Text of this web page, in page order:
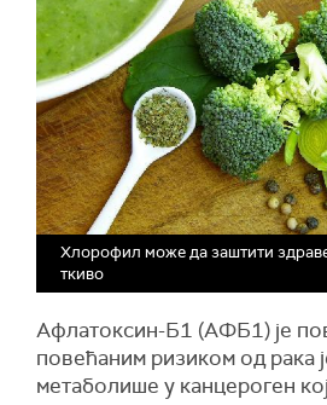
Хлорофил може да заштити
ткиво
Афлатоксин-Б1 (АФБ1) је
повећаним ризиком од рака
метаболише у канцероген